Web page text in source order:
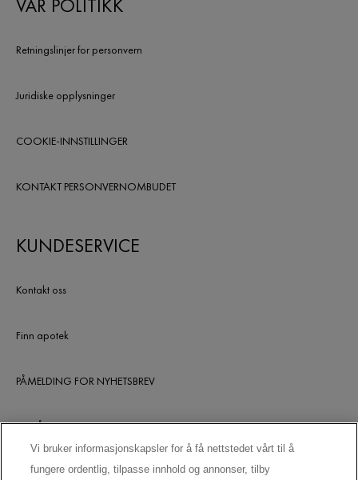
VÅR POLITIKK
Retningslinjer for personvern
Juridiske opplysninger
COOKIE-INNSTILLINGER
KONTAKT PERSONVERNOMBUDET
KUNDESERVICE
Kontakt oss
Finn apotek
PÅMELDING FOR NYHETSBREV
UTGÅTTE PRODUKTER
Vi bruker informasjonskapsler for å få nettstedet vårt til å
fungere ordentlig, tilpasse innhold og annonser, tilby